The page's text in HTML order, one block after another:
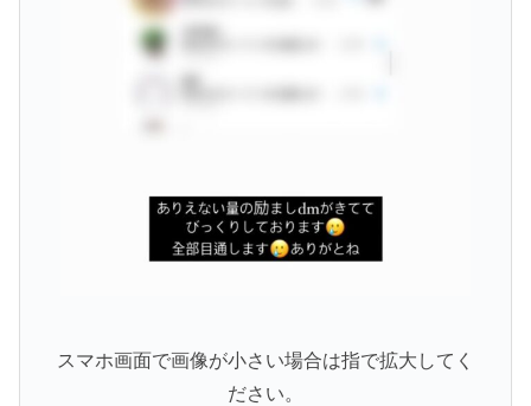
スマホ画面で画像が小さい場合は指で拡大してく
ださい。